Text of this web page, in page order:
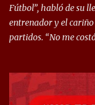
Fútbol”, habló de su
entrenador y el cariño
partidos. “No me
llegué a un
mucho. Me favorece